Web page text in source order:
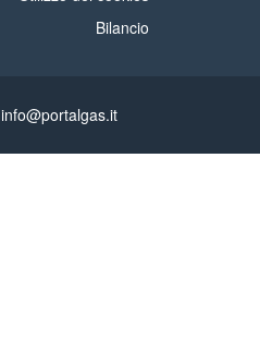
Bilancio
info@portalgas.it